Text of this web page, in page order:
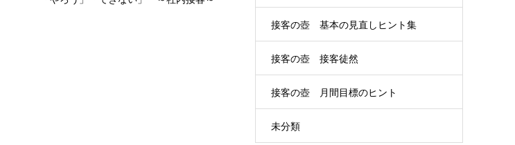
接客の壺 基本の見直しヒント集
接客の壺 接客徒然
接客の壺 月間目標のヒント
未分類